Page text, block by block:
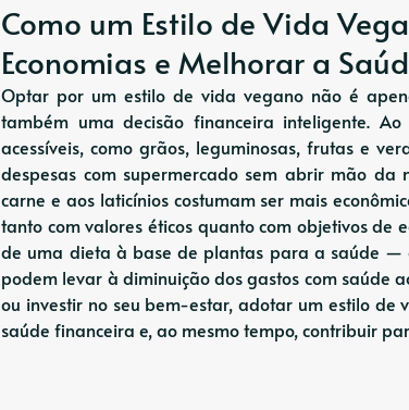
Como um Estilo de Vida
Economias e Melhorar a
Optar por um estilo de vida vegano não é
também uma decisão financeira inteligente.
acessíveis, como grãos, leguminosas, frutas e
despesas com supermercado sem abrir mão
carne e aos laticínios costumam ser mais
tanto com valores éticos quanto com objetivos de
de uma dieta à base de plantas para a saúde —
podem levar à diminuição dos gastos com saúde
ou investir no seu bem-estar, adotar um estilo
saúde financeira e, ao mesmo tempo, contribuir